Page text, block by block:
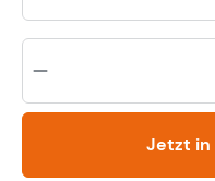
Jetzt in